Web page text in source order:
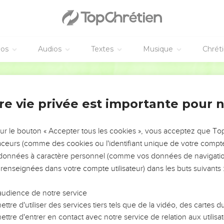
Audios Textes Musique
prie, s'en retourne, afin que je meure dans ma ville, auprès
ton serviteur Kimham, il passera avec le roi, mon seigneur :
avec moi, et je lui ferai ce qui sera bon à tes yeux ; et
le Jourdain, et le roi passa. Et le roi baisa Barzillaï, et le bénit ;
et Kimham passa avec lui ; et tout le peuple de Juda, et
et Israélites
d'Israël vinrent vers le roi, et dirent au roi : Pourquoi nos
ils fait passer le Jourdain au roi, et à sa maison, et à tous
Juda répondirent aux hommes d'Israël : Parce que le roi
à cause de cela ? Avons-nous mangé quelque chose qui vînt
vie privée est importante pour
le bouton « Accepter tous les cookies », vous acceptez que
(comme des cookies ou l'identifiant unique de votre
à caractère personnel (comme vos données de
dans votre compte utilisateur) dans les buts suivants :
de notre service
d'utiliser des services tiers tels que de la vidéo, des cartes
d'entrer en contact avec notre service de relation aux